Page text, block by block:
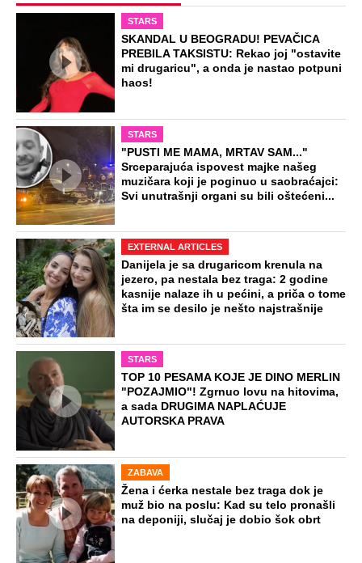
STARS
SKANDAL U BEOGRADU! PEVAČICA
PREBILA TAKSISTU: Rekao joj "ostavite
mi drugaricu", a onda je nastao potpuni
haos!
STARS
"PUSTI ME MAMA, MRTAV SAM..."
Srceparajuća ispovest majke našeg
muzičara koji je poginuo u saobraćajci:
Svi unutrašnji organi su bili oštećeni...
EXTERNAL ARTICLES
Danijela je sa drugaricom krenula na
jezero, pa nestala bez traga: 2 godine
kasnije nalaze ih u pećini, a priča o tome
šta im se desilo je nešto najstrašnije
STARS
TOP 10 PESAMA KOJE JE DINO MERLIN
"POZAJMIO"! Zgrnuo lovu na hitovima,
a sada DRUGIMA NAPLAĆUJE
AUTORSKA PRAVA
ZABAVA
Žena i ćerka nestale bez traga dok je
muž bio na poslu: Kad su telo pronašli
na deponiji, slučaj je dobio šok obrt